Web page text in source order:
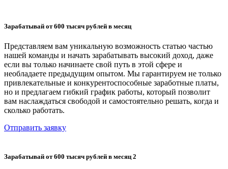
Зарабатывай от 600 тысяч рублей в месяц
Представляем вам уникальную возможность статью частью
нашей команды и начать зарабатывать высокий доход, даже
если вы только начинаете свой путь в этой сфере и
необладаете предыдущим опытом. Мы гарантируем не только
привлекательные и конкурентоспособные заработные платы,
но и предлагаем гибкий график работы, который позволит
вам наслаждаться свободой и самостоятельно решать, когда и
сколько работать.
Отправить заявку
Зарабатывай от 600 тысяч рублей в месяц 2